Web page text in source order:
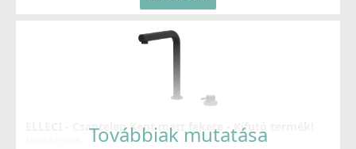
ELLECI - Csaptelep Kent matt fekete - Kifutó termék!
Továbbiak mutatása